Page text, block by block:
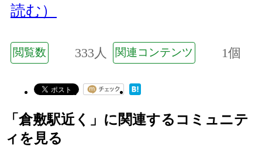
読む）
閲覧数 333人 関連コンテンツ 1個
「倉敷駅近く」に関連するコミュニテ
ィを見る